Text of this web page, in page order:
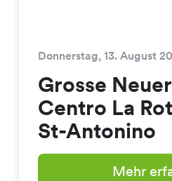
Donnerstag, 13. August
Grosse
Centro La
St-Antonino
Mehr